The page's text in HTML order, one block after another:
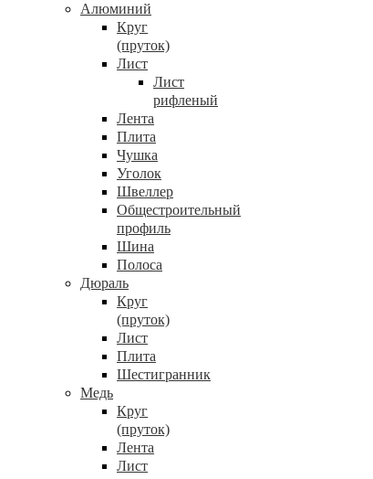
Алюминий
Круг
(пруток)
Лист
Лист
рифленый
Лента
Плита
Чушка
Уголок
Швеллер
Общестроительный
профиль
Шина
Полоса
Дюраль
Круг
(пруток)
Лист
Плита
Шестигранник
Медь
Круг
(пруток)
Лента
Лист